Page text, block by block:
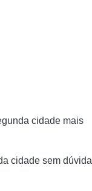
cidade mais
cidade sem dúvida